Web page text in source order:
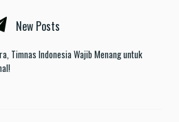
New Posts
Timnas Indonesia Wajib Menang untuk